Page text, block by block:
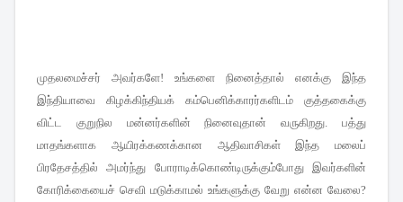
முதலமைச்சர் அவர்களே! உங்களை நினைத்தால் எனக்கு இந்த
இந்தியாவை கிழக்கிந்தியக் கம்பெனிக்காரர்களிடம் குத்தகைக்கு
விட்ட குறுநில மன்னர்களின் நினைவுதான் வருகிறது .பத்து
மாதங்களாக ஆயிரக்கணக்கான ஆதிவாசிகள் இந்த மலைப்
பிரதேசத்தில் அமர்ந்து போராடிக்கொண்டிருக்கும்போது இவர்களின்
கோரிக்கையைச் செவி மடுக்காமல் உங்களுக்கு வேறு என்ன வேலை?